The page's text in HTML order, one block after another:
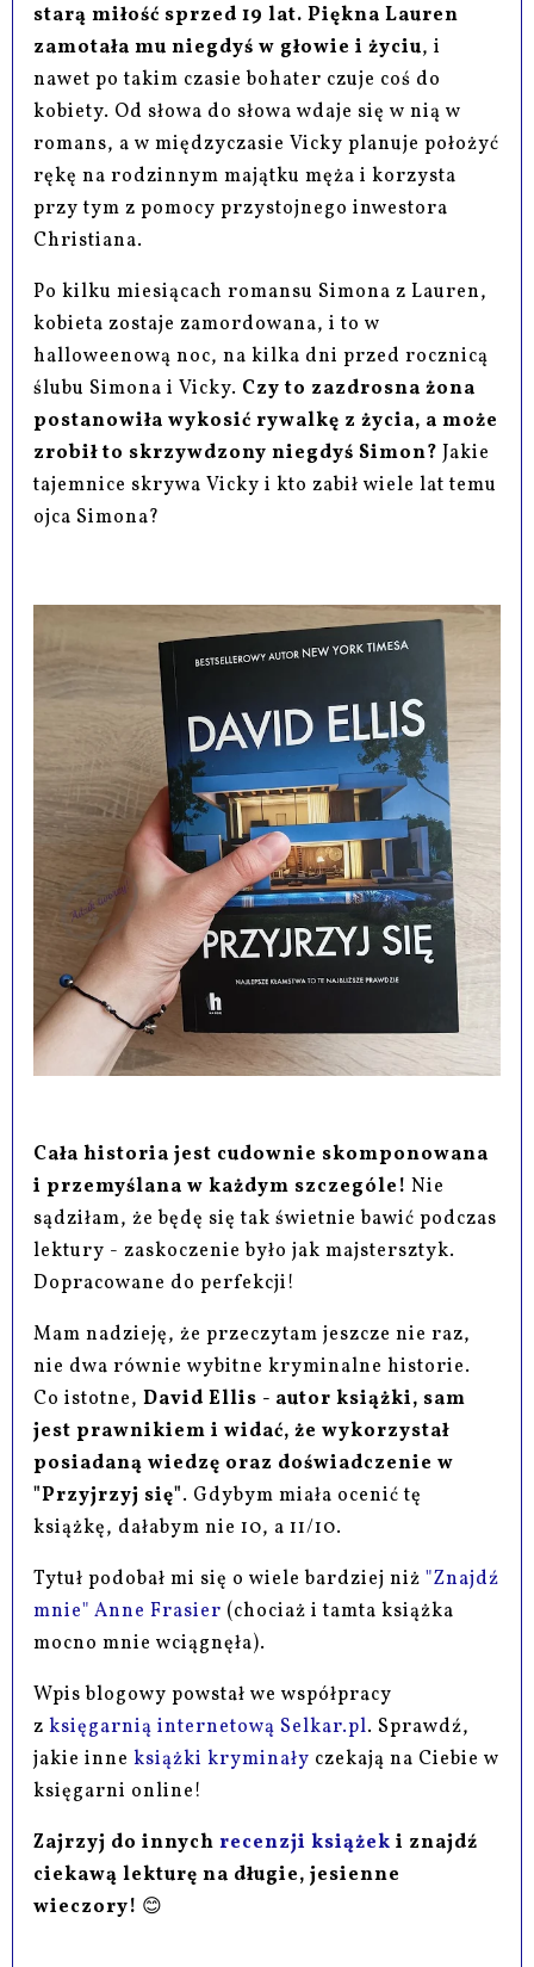
starą miłość sprzed 19 lat. Piękna Lauren
zamotała mu niegdyś w głowie i życiu, i
nawet po takim czasie bohater czuje coś do
kobiety. Od słowa do słowa wdaje się w nią w
romans, a w międzyczasie Vicky planuje położyć
rękę na rodzinnym majątku męża i korzysta
przy tym z pomocy przystojnego inwestora
Christiana.
Po kilku miesiącach romansu Simona z Lauren,
kobieta zostaje zamordowana, i to w
halloweenową noc, na kilka dni przed rocznicą
ślubu Simona i Vicky. Czy to zazdrosna żona
postanowiła wykosić rywalkę z życia, a może
zrobił to skrzywdzony niegdyś Simon? Jakie
tajemnice skrywa Vicky i kto zabił wiele lat temu
ojca Simona?
Cała historia jest cudownie skomponowana
i przemyślana w każdym szczególe! Nie
sądziłam, że będę się tak świetnie bawić podczas
lektury - zaskoczenie było jak majstersztyk.
Dopracowane do perfekcji!
Mam nadzieję, że przeczytam jeszcze nie raz,
nie dwa równie wybitne kryminalne historie.
Co istotne,David Ellis - autor książki, sam
jest prawnikiem i widać, że wykorzystał
posiadaną wiedzę oraz doświadczenie w
"Przyjrzyj się". Gdybym miała ocenić tę
książkę, dałabym nie 10, a 11/10.
Tytuł podobał mi się o wiele bardziej niż"Znajdź
mnie" Anne Frasier (chociaż i tamta książka
mocno mnie wciągnęła).
Wpis blogowy powstał we współpracy
zksięgarnią internetową Selkar.pl. Sprawdź,
jakie inneksiążki kryminały czekają na Ciebie w
księgarni online!
Zajrzyj do innychrecenzji książek i znajdź
ciekawą lekturę na długie, jesienne
wieczory! 😊